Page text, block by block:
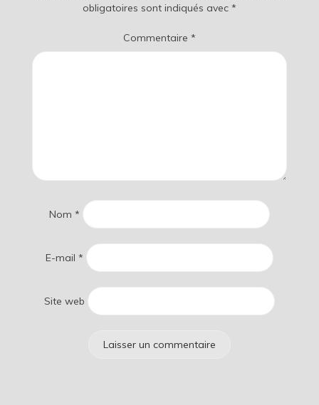
obligatoires sont indiqués avec *
Commentaire *
Nom *
E-mail *
Site web